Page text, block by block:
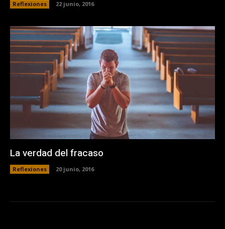
Reflexiones 22 junio, 2016
La verdad del fracaso
Reflexiones 20 junio, 2016